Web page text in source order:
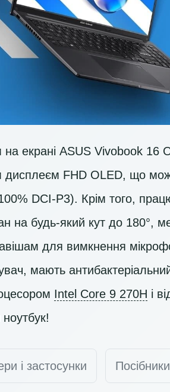
екрані ASUS Vivobook 16
дисплеєм FHD OLED, що
DCI-P3). Крім того,
на будь-який кут до 180°,
для вимкнення
мають
Intel Core 9 270H і
і застосунки